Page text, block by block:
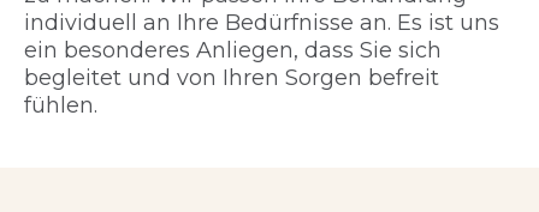
individuell an Ihre Bedürfnisse an. Es ist uns
ein besonderes Anliegen, dass Sie sich
begleitet und von Ihren Sorgen befreit
fühlen.